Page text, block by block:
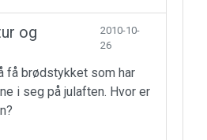
og
2010-10-
26
få brødstykket som har
i seg på julaften. Hvor er